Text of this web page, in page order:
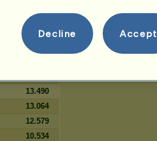
19.783
19.090
18.800
13.490
13.064
12.579
10.534
Decline Accept